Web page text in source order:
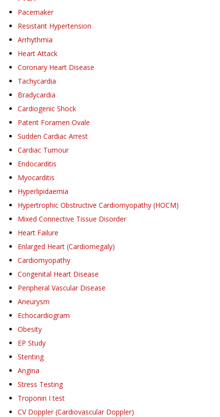
Pacemaker
Resistant Hypertension
Arrhythmia
Heart Attack
Coronary Heart Disease
Tachycardia
Bradycardia
Cardiogenic Shock
Patent Foramen Ovale
Sudden Cardiac Arrest
Cardiac Tumour
Endocarditis
Myocarditis
Hyperlipidaemia
Hypertrophic Obstructive Cardiomyopathy (HOCM)
Mixed Connective Tissue Disorder
Heart Failure
Enlarged Heart (Cardiomegaly)
Cardiomyopathy
Congenital Heart Disease
Peripheral Vascular Disease
Aneurysm
Echocardiogram
Obesity
EP Study
Stenting
Angina
Stress Testing
Troponin I test
CV Doppler (Cardiovascular Doppler)